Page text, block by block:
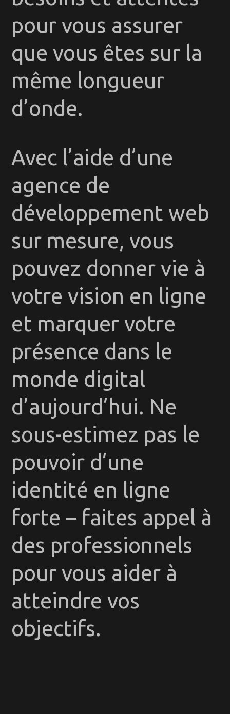
pour vous assurer
que vous êtes sur la
même longueur
d’onde.
Avec l’aide d’une
agence de
développement web
sur mesure, vous
pouvez donner vie à
votre vision en ligne
et marquer votre
présence dans le
monde digital
d’aujourd’hui. Ne
sous-estimez pas le
pouvoir d’une
identité en ligne
forte – faites appel à
des professionnels
pour vous aider à
atteindre vos
objectifs.